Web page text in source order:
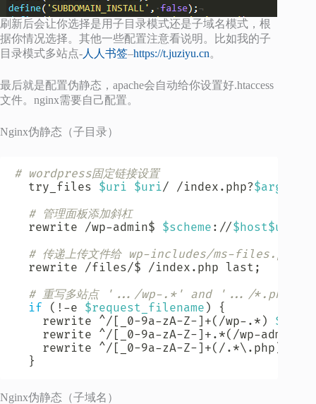
刷新后会让你选择是用子目录模式还是子域名模式，根
据你情况选择。其他一些配置注意看说明。比如我的子
目录模式多站点-人人书签–https://t.juziyu.cn。
最后就是配置伪静态，apache会自动给你设置好.htaccess
文件。nginx需要自己配置。
Nginx伪静态（子目录）
# wordpress固定链接设置
  try_files
$uri $uri/ /index.php?$args
# 管理面板添加斜杠
  rewrite /wp-admin$
$scheme ://$host$uri
# 传递上传文件给 wp-includes/ms-files.php
  rewrite /files/$ /index.php last
;
# 重写多站点 '.../wp-.*' and '.../*.php'.
if
( ! -e $request_filename )
{
    rewrite ^/
[ _0-9a-zA-Z- ] +( /wp-.* ) $1
    rewrite ^/
[ _0-9a-zA-Z- ] +.*( /wp-admin/
    rewrite ^/
[ _0-9a-zA-Z- ] +( /.*\ .php )
}
Nginx伪静态（子域名）